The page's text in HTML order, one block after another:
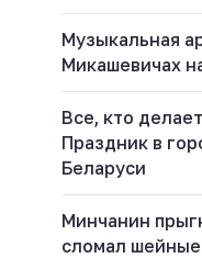
Музыкальная
Микашевичах
Все, кто
Праздник в
Беларуси
Минчанин
сломал